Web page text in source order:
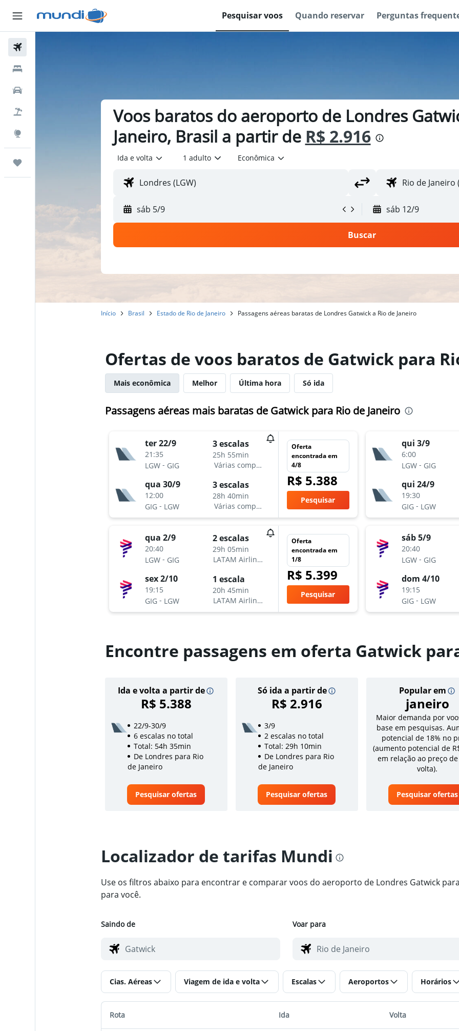
Pesquisar voos Quando reservar Perguntas
Voos baratos do aeroporto de Londres
Janeiro, Brasil a partir de R$ 2.916
Ida e volta 1 adulto Econômica
sáb 5/9 sáb 12/9
Buscar
Início Brasil Estado de Rio de Janeiro Passagens aéreas baratas de Londres Gatwick a Rio de Janeiro
Ofertas de voos baratos de Gatwick para
Mais econômica Melhor Última hora Só ida
Passagens aéreas mais baratas de Gatwick para Rio de Janeiro
ter 22/9
21:35
LGW- GIG
3 escalas
25h 55min
Várias companhias aéreas
qua 30/9
12:00
GIG- LGW
3 escalas
28h 40min
Várias companhias aéreas
Oferta
encontrada em
4/8
R$ 5.388
Pesquisar
qua 2/9
20:40
LGW- GIG
2 escalas
29h 05min
LATAM Airlines
sex 2/10
19:15
GIG- LGW
1 escala
20h 45min
LATAM Airlines
Oferta
encontrada em
1/8
R$ 5.399
Pesquisar
qui 3/9
6:00
LGW- GIG
qui 24/9
19:30
GIG- LGW
sáb 5/9
20:40
LGW- GIG
dom 4/10
19:15
GIG- LGW
Encontre passagens em oferta Gatwick
Ida e volta a partir de
R$ 5.388
Só ida a partir de
R$ 2.916
Popular em
janeiro
22/9-30/9
6 escalas no total
Total: 54h 35min
De Londres para Rio
de Janeiro
Pesquisar ofertas
3/9
2 escalas no total
Total: 29h 10min
De Londres para Rio
de Janeiro
Pesquisar ofertas
Maior demanda por
base em pesquisas.
potencial de 18% no
(aumento potencial de
em relação ao preço
volta).
Pesquisar ofertas
Localizador de tarifas Mundi
Use os filtros abaixo para encontrar e comparar voos do aeroporto de Londres Gatwick
para você.
Saindo de Voar para
Cias. Aéreas Viagem de ida e volta Escalas Aeroportos Horários
Rota Ida Volta